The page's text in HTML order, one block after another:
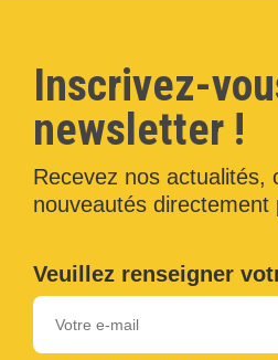
Inscrivez-
newsletter !
Recevez nos actualités,
nouveautés directement
Veuillez renseigner